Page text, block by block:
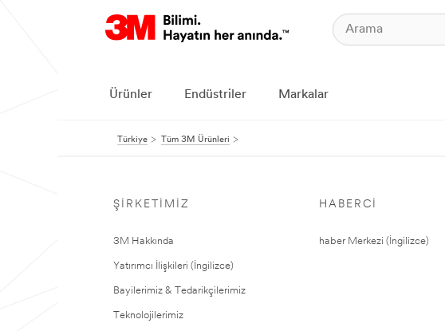
Ürünler Endüstriler Markalar
Türkiye Tüm 3M Ürünleri
ŞIRKETIMIZ
3M Hakkında
Yatırımcı İlişkileri (İngilizce)
Bayilerimiz & Tedarikçilerimiz
Teknolojilerimiz
HABERCI
haber Merkezi (İngilizce)